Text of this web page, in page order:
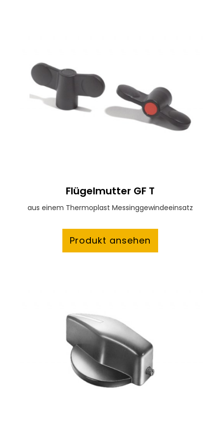
Flügelmutter GF T
aus einem Thermoplast Messinggewindeeinsatz
Produkt ansehen